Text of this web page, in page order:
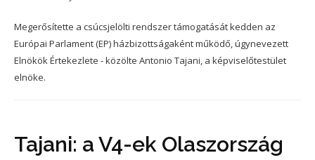
Megerősítette a csúcsjelölti rendszer támogatását kedden az
Európai Parlament (EP) házbizottságaként működő, úgynevezett
Elnökök Értekezlete - közölte Antonio Tajani, a képviselőtestület
elnöke.
Tajani: a V4-ek Olaszország